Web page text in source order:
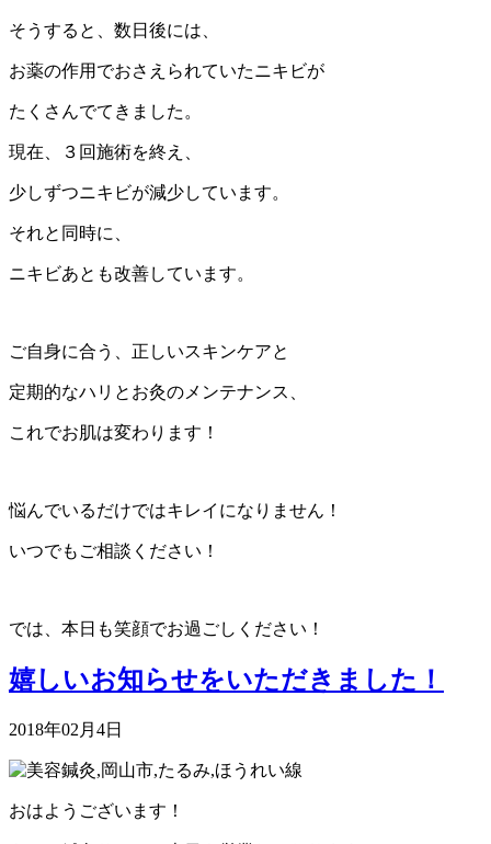
そうすると、数日後には、
お薬の作用でおさえられていたニキビが
たくさんでてきました。
現在、３回施術を終え、
少しずつニキビが減少しています。
それと同時に、
ニキビあとも改善しています。
ご自身に合う、正しいスキンケアと
定期的なハリとお灸のメンテナンス、
これでお肌は変わります！
悩んでいるだけではキレイになりません！
いつでもご相談ください！
では、本日も笑顔でお過ごしください！
嬉しいお知らせをいただきました！
2018年02月4日
おはようございます！